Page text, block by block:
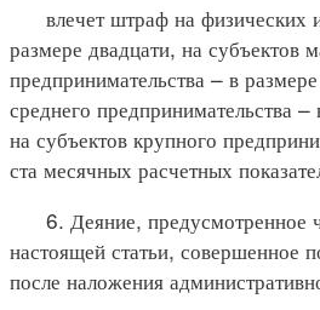
влечет штраф на физических
размере двадцати, на субъектов
предпринимательства – в
среднего предпринимательства
на субъектов крупного
ста месячных расчетных
6. Деяние, предусмотренное
настоящей статьи, совершенное
после наложения